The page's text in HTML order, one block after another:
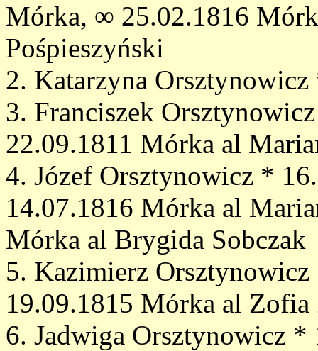
Mórka, ∞ 25.02.1816
Pośpieszyński
2. Katarzyna
3. Franciszek
22.09.1811 Mórka al
4. Józef Orsztynowicz *
14.07.1816 Mórka al
Mórka al Brygida Sobczak
5. Kazimierz
19.09.1815 Mórka al Zofia
6. Jadwiga Orsztynowicz *